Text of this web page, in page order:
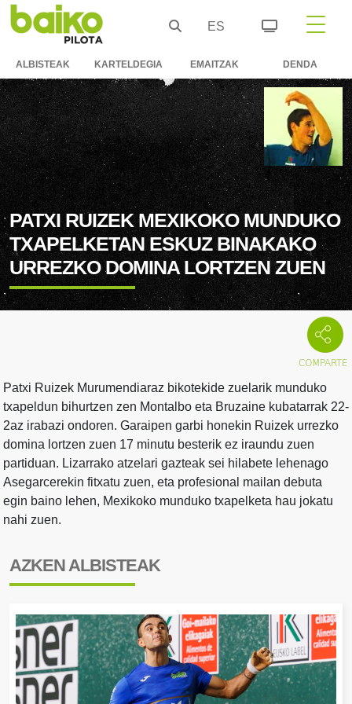
ES
ALBISTEAK KARTELDEGIA EMAITZAK DENDA
PATXI RUIZEK MEXIKOKO MUNDUKO
TXAPELKETAN ESKUZ BINAKAKO
URREZKO DOMINA LORTZEN ZUEN
Patxi Ruizek Murumendiaraz bikotekide zuelarik munduko
txapeldun bihurtzen zen Montalbo eta Bruzaine kubatarrak 22-
2az irabazi ondoren. Garaipen garbi honekin Ruizek urrezko
domina lortzen zuen 17 minutu besterik ez iraundu zuen
partiduan. Lizarrako atzelari gazteak sei hilabete lehenago
Asegarcerekin fitxatu zuen, eta profesional mailan debuta
egin baino lehen, Mexikoko munduko txapelketa hau jokatu
nahi zuen.
AZKEN ALBISTEAK